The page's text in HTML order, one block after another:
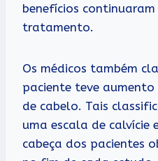
benefícios
tratamento.
Os médicos também
paciente teve
de cabelo. Tais
uma escala de
cabeça dos pacientes